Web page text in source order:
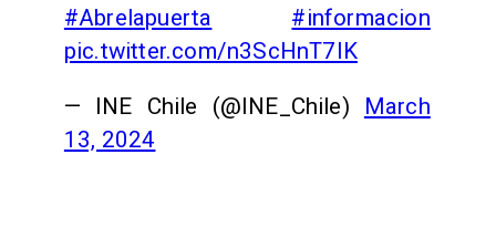
#Abrelapuerta
#informacion
pic.twitter.com/n3ScHnT7IK
— INE Chile (@INE_Chile)
March
13, 2024